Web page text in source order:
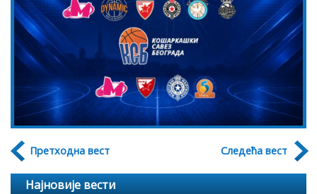
Претходна вест Следећа вест
Најновије вести